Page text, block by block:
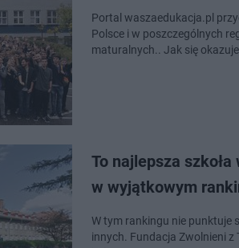
Portal waszaedukacja.pl
Polsce i w poszczególnych
maturalnych.. Jak się
To najlepsza
w wyjątkowym
W tym rankingu nie punktuje
innych. Fundacja Zwolnieni z